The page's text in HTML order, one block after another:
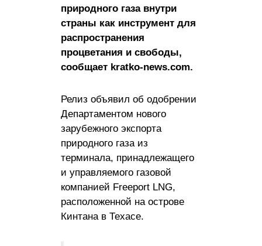
природного газа внутри
страны как инструмент для
распространения
процветания и свободы,
сообщает kratko-news.com.
Релиз объявил об одобрении
Департаментом нового
зарубежного экспорта
природного газа из
терминала, принадлежащего
и управляемого газовой
компанией Freeport LNG,
расположенной на острове
Кинтана в Техасе.